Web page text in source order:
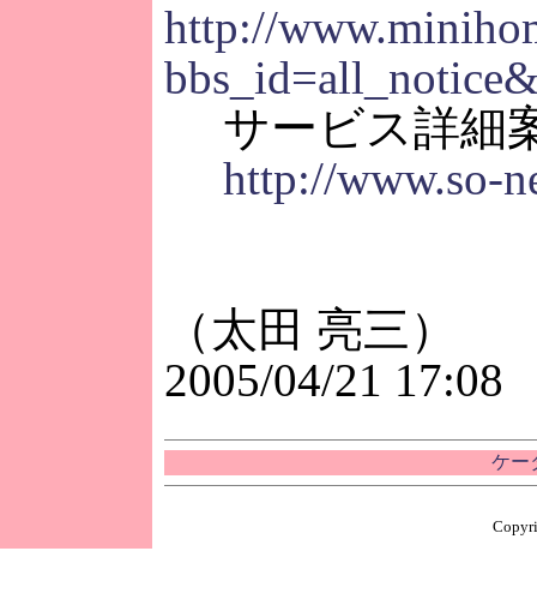
http://
サービス詳細
http://www.so-
（太田 亮三）
2005/04/21 17:08
ケー